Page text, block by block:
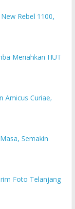
Rebel 1100,
Meriahkan HUT
Amicus Curiae,
Semakin
Foto Telanjang